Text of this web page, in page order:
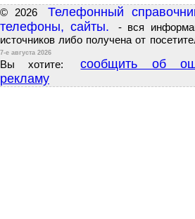
© 2026
Телефонный
телефоны, сайты.
- вся
источников либо получена от
7-е августа 2026
Вы хотите: сообщить об
рекламу